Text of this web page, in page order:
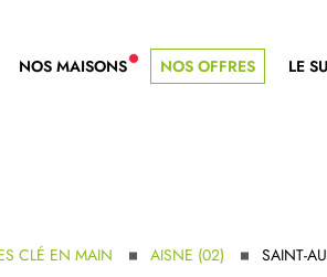
NOS MAISONS NOUVELLE GAMME
NOS OFFRES LE
CLÉ EN MAIN AISNE (02) SAINT-